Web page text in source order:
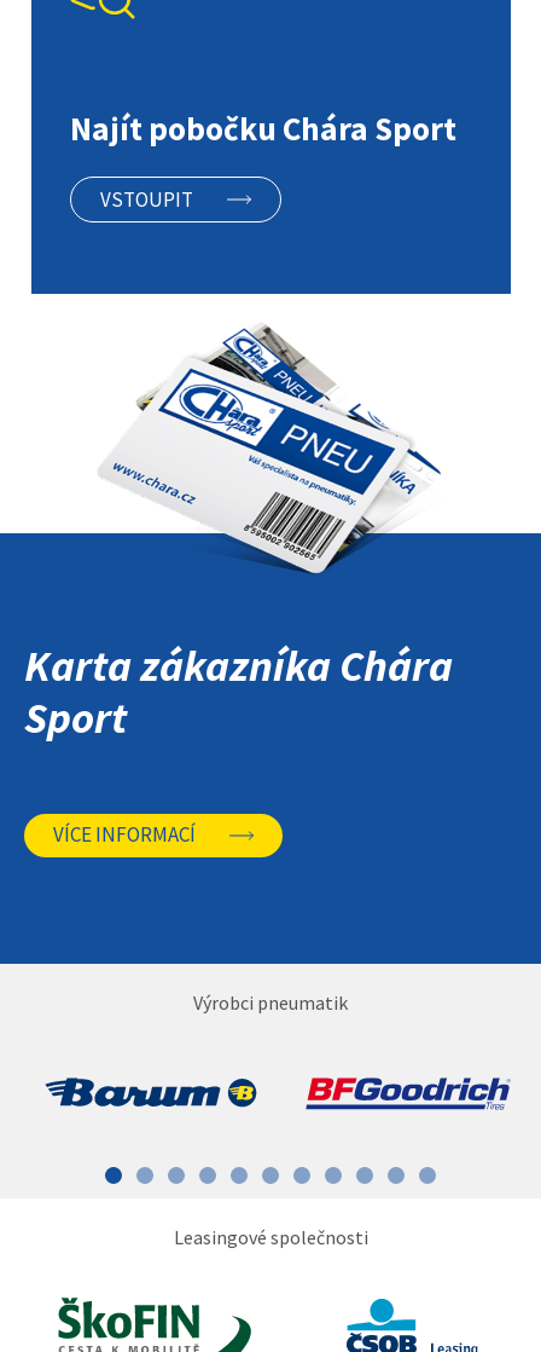
Najít pobočku Chára Sport
VSTOUPIT
Karta zákazníka Chára
Sport
VÍCE INFORMACÍ
Výrobci pneumatik
Leasingové společnosti